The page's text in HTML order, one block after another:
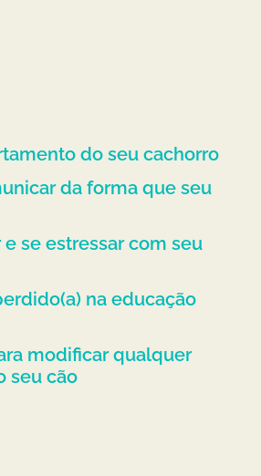
do seu cachorro
da forma que seu
se estressar com seu
na educação
modificar qualquer
seu cão